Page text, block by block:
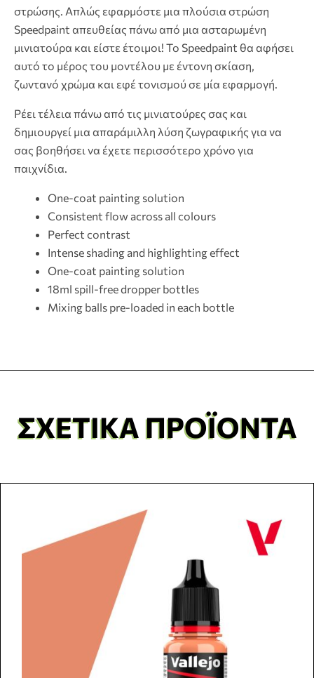
στρώσης. Απλώς εφαρμόστε μια πλούσια στρώση
Speedpaint απευθείας πάνω από μια ασταρωμένη
μινιατούρα και είστε έτοιμοι! Το Speedpaint θα αφήσει
αυτό το μέρος του μοντέλου με έντονη σκίαση,
ζωντανό χρώμα και εφέ τονισμού σε μία εφαρμογή.
Ρέει τέλεια πάνω από τις μινιατούρες σας και
δημιουργεί μια απαράμιλλη λύση ζωγραφικής για να
σας βοηθήσει να έχετε περισσότερο χρόνο για
παιχνίδια.
One-coat painting solution
Consistent flow across all colours
Perfect contrast
Intense shading and highlighting effect
One-coat painting solution
18ml spill-free dropper bottles
Mixing balls pre-loaded in each bottle
ΣΧΕΤΙΚΆ ΠΡΟΪΌΝΤΑ